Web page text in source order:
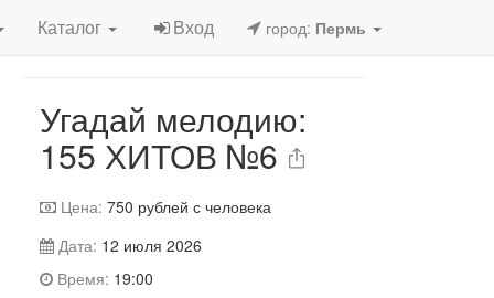
город: Пермь
Каталог Вход
Игра завершена
Угадай мелодию:
155 ХИТОВ №6
Цена: 750 рублей с человека
Дата: 12 июля 2026
Время: 19:00